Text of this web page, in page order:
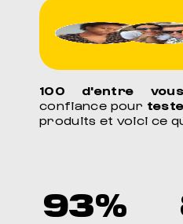
100 d'entre
confiance pour
produits et voici ce
93%